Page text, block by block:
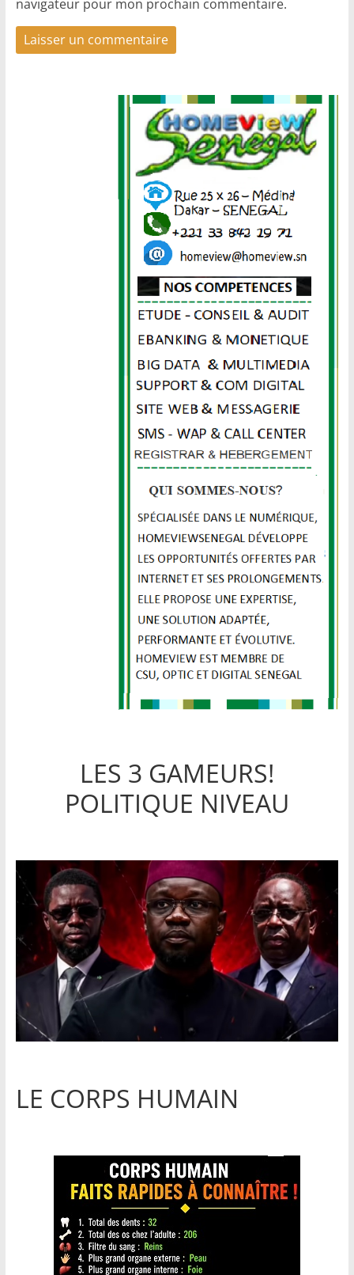
navigateur pour mon prochain commentaire.
LES 3 GAMEURS!
POLITIQUE NIVEAU
LE CORPS HUMAIN